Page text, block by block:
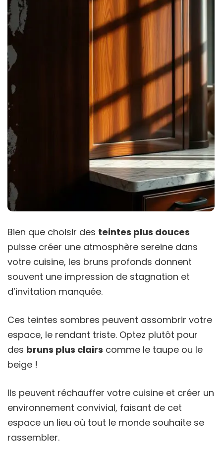
Bien que choisir des teintes plus douces
puisse créer une atmosphère sereine dans
votre cuisine, les bruns profonds donnent
souvent une impression de stagnation et
d’invitation manquée.
Ces teintes sombres peuvent assombrir votre
espace, le rendant triste. Optez plutôt pour
des bruns plus clairs comme le taupe ou le
beige !
Ils peuvent réchauffer votre cuisine et créer un
environnement convivial, faisant de cet
espace un lieu où tout le monde souhaite se
rassembler.